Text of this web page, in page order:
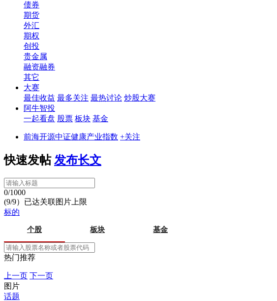
债券
期货
外汇
期权
创投
贵金属
融资融券
其它
大赛
最佳收益 最多关注 最热讨论 炒股大赛
阿牛智投
一起看盘 股票 板块 基金
前海开源中证健康产业指数 +关注
快速发帖 发布长文
0/1000
(9/9）已达关联图片上限
标的
个股 板块 基金
热门推荐
上一页 下一页
图片
话题